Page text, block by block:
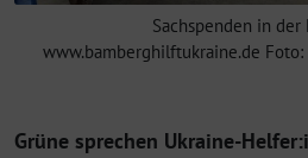
Sachspenden in
www.bamberghilftukraine.de Foto:
Grüne sprechen Ukraine-